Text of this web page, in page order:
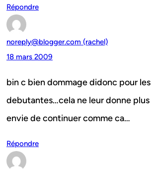
Répondre
noreply@blogger.com (rachel)
18 mars 2009
bin c bien dommage didonc pour les
debutantes…cela ne leur donne plus
envie de continuer comme ca…
Répondre